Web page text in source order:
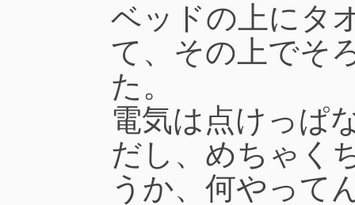
ベッドの上にタ
て、その上でそ
た。
電気は点けっぱ
だし、めちゃく
うか、何やって